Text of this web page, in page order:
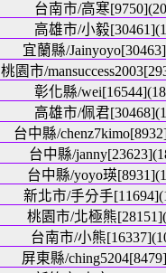
台南市/高寒
高雄市/小毅
宜蘭縣/
桃園市/
彰化縣/
高雄市/佩君
台中縣/
台中縣/
台中縣/yoyo瑛
新北市/手分手
桃園市/北極熊
台南市/小熊
屏東縣/